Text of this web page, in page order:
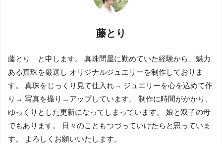
藤とり
藤とり と申します。 真珠問屋に勤めていた経験から、魅力
ある真珠を厳選し オリジナルジュエリーを制作しておりま
す。 真珠をじっくり見て仕入れ→ ジュエリーを心を込めて作
り→ 写真を撮り→アップしています。 制作に時間がかかり、
ゆっくりとした更新になってしまっています。 娘と双子の母
でもあります。 日々のこともつづっていけたらと思っていま
す。 よろしくお願いいたします。